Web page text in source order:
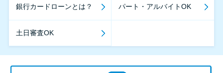
銀行カードローンとは？ パート・アルバイトOK
土日審査OK